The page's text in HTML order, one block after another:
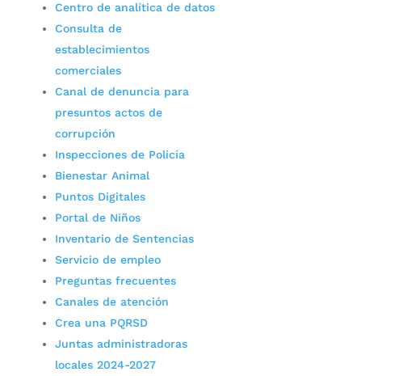
Centro de analítica de datos
Consulta de
establecimientos
comerciales
Canal de denuncia para
presuntos actos de
corrupción
Inspecciones de Policía
Bienestar Animal
Puntos Digitales
Portal de Niños
Inventario de Sentencias
Servicio de empleo
Preguntas frecuentes
Canales de atención
Crea una PQRSD
Juntas administradoras
locales 2024-2027